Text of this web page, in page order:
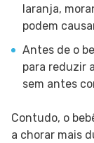
laranja,
podem
Antes de o
para reduzir
sem antes
Contudo, o
a chorar mais